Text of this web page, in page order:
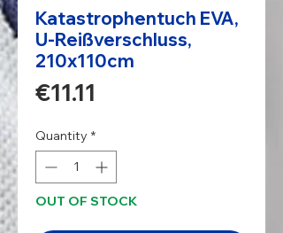
Katastrophentuch EVA,
U-Reißverschluss,
210x110cm
€11.11
Quantity *
OUT OF STOCK